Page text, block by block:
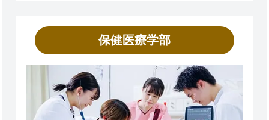
保健医療学部